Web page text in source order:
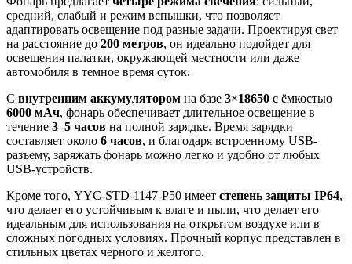
средний, слабый и режим вспышки, что позволяет
адаптировать освещение под разные задачи. Проектируя свет
на расстояние до 200 метров, он идеально подойдет для
освещения палатки, окружающей местности или даже
автомобиля в темное время суток.
С внутренним аккумулятором на базе 3×18650 с ёмкостью
6000 мАч, фонарь обеспечивает длительное освещение в
течение 3–5 часов на полной зарядке. Время зарядки
составляет около 6 часов, и благодаря встроенному USB-
разъему, заряжать фонарь можно легко и удобно от любых
USB-устройств.
Кроме того, YYC-STD-1147-P50 имеет степень защиты IP64,
что делает его устойчивым к влаге и пыли, что делает его
идеальным для использования на открытом воздухе или в
сложных погодных условиях. Прочный корпус представлен в
стильных цветах черного и желтого.